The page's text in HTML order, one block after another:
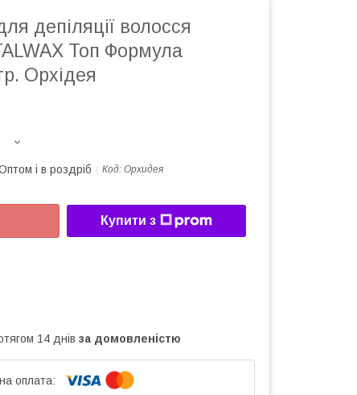
депіляції волосся
Топ Формула
Орхідея
і в роздріб Код: Орхидея
Купити з
14 днів за домовленістю